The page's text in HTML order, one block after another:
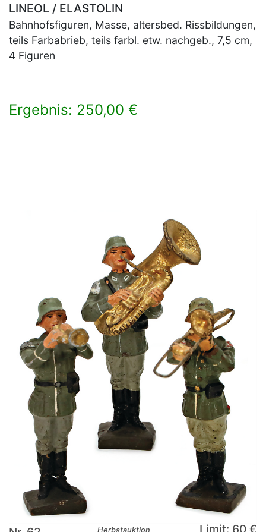
LINEOL / ELASTOLIN
Bahnhofsfiguren, Masse, altersbed. Rissbildungen,
teils Farbabrieb, teils farbl. etw. nachgeb., 7,5 cm,
4 Figuren
Ergebnis: 250,00 €
Herbstauktion